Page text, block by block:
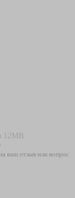
12MB
ваш отзыв или вопрос